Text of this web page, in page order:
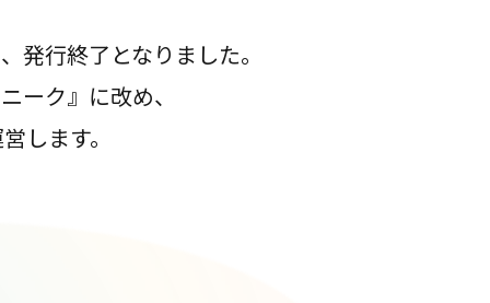
発行終了となりました。
ーク』に改め、
します。